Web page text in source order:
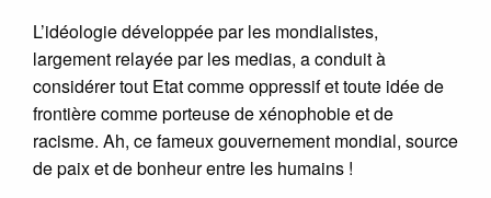
L’idéologie développée par les mondialistes,
largement relayée par les medias, a conduit à
considérer tout Etat comme oppressif et toute idée de
frontière comme porteuse de xénophobie et de
racisme. Ah, ce fameux gouvernement mondial, source
de paix et de bonheur entre les humains !